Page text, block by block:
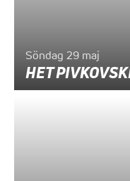
Söndag 29 maj
HET